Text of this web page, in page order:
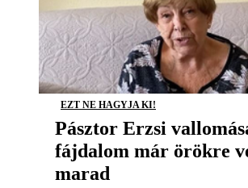
EZT NE HAGYJA KI!
Pásztor Erzsi
fájdalom már örökre
marad